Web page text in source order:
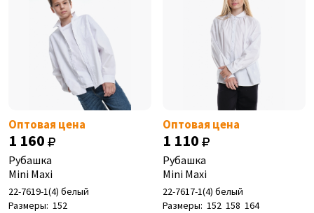
Оптовая цена
1 160
Рубашка
Mini Maxi
22-7619-1(4) белый
Размеры: 152
Оптовая цена
1 110
Рубашка
Mini Maxi
22-7617-1(4) белый
Размеры: 152 158 164